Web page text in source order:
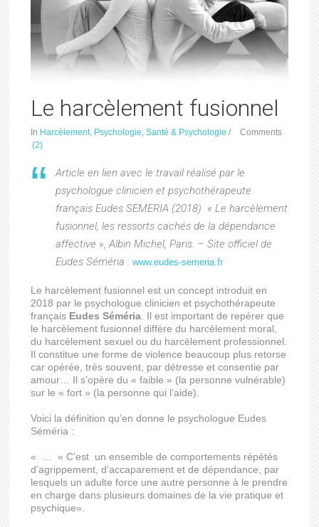
Le harcèlement fusionnel
In Harcèlement, Psychologie,Santé & Psychologie /
Comments
(2)
Article en lien avec le travail réalisé par le
psychologue clinicien et psychothérapeute
français Eudes SEMERIA (2018) « Le harcèlement
fusionnel, les ressorts cachés de la dépendance
affective », Albin Michel, Paris. – Site officiel de
Eudes Séméria :www.eudes-semeria.fr
Le harcèlement fusionnel est un concept introduit en
2018 par le psychologue clinicien et psychothérapeute
français Eudes Séméria . Il est important de repérer que
le harcèlement fusionnel diffère du harcèlement moral,
du harcèlement sexuel ou du harcèlement professionnel.
Il constitue une forme de violence beaucoup plus retorse
car opérée, très souvent, par détresse et consentie par
amour… Il s’opère du « faible » (la personne vulnérable)
sur le « fort » (la personne qui l’aide).
Voici la définition qu’en donne le psychologue Eudes
Séméria :
« … « C’est un ensemble de comportements répétés
d’agrippement, d’accaparement et de dépendance, par
lesquels un adulte force une autre personne à le prendre
en charge dans plusieurs domaines de la vie pratique et
psychique».